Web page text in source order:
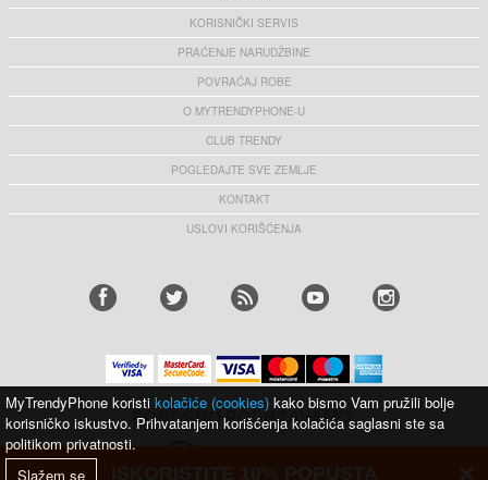
KORISNIČKI SERVIS
PRAĆENJE NARUDŽBINE
POVRAĆAJ ROBE
O MYTRENDYPHONE-U
CLUB TRENDY
POGLEDAJTE SVE ZEMLJE
KONTAKT
USLOVI KORIŠĆENJA
PONOSNO PODRŽAVAMO:
ISKORISTITE 10% POPUSTA
MyTrendyPhone koristi kolačiće (cookies) kako bismo Vam pružili bolje
korisničko iskustvo. Prihvatanjem korišćenja kolačića saglasni ste sa
politikom privatnosti.
Slažem se